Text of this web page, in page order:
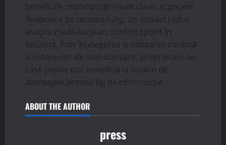
beneficiile monitorizării sunt clare: economii
financiare pe termen lung, un impact redus
asupra mediului și un confort sporit în
locuință. Prin înțelegerea și utilizarea corectă
a sistemelor de monitorizare, proprietarii de
case pasive pot beneficia la maxim de
avantajele acestui tip de construcție.
ABOUT THE AUTHOR
press